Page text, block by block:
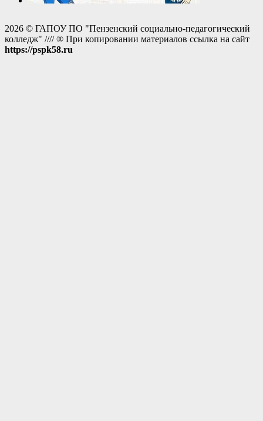
2026 © ГАПОУ ПО "Пензенский социально-педагогический
колледж" //// ® При копировании материалов ссылка на сайт
https://pspk58.ru